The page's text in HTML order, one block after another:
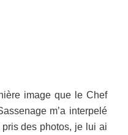
image que le Chef
m’a interpelé
des photos, je lui ai